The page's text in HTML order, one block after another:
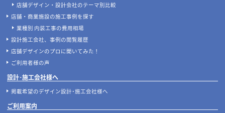
店舗デザイン・設計会社のテーマ別比較
店舗・商業施設の施工事例を探す
業種別 内装工事の費用相場
設計施工会社、事例の閲覧履歴
店舗デザインのプロに聞いてみた！
ご利用者様の声
設計･施工会社様へ
掲載希望のデザイン設計･施工会社様へ
ご利用案内